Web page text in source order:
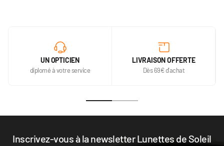
UN OPTICIEN
diplomé à votre service
LIVRAISON OFFERTE
Dès 69€ d'achat
Inscrivez-vous à la newsletter Lunettes de Soleil